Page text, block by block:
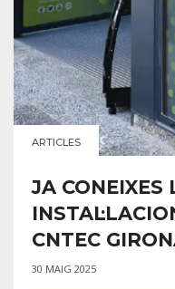
ARTICLES
JA CONEIXES
CNTEC
30 MAIG 2025